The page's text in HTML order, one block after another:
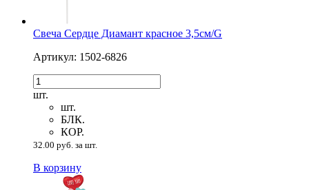
Свеча Сердце Диамант красное 3,5см/G
Артикул: 1502-6826
шт.
шт.
БЛК.
КОР.
32.00 руб. за шт.
В корзину